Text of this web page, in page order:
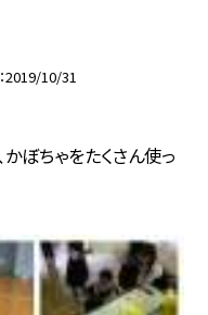
2019/10/31
ぼちゃをたくさん使っ